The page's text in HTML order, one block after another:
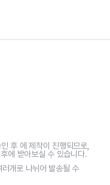
후 에 제작이 진행되므로,
에 받아보실 수 있습니다.
개로 나뉘어 발송될 수